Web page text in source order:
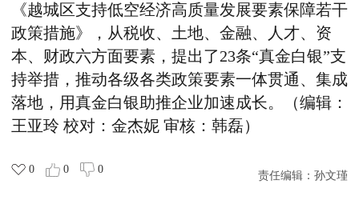
《越城区支持低空经济高质量发展要素保障若干
政策措施》，从税收、土地、金融、人才、资
本、财政六方面要素，提出了23条“真金白银”支
持举措，推动各级各类政策要素一体贯通、集成
落地，用真金白银助推企业加速成长。
（编辑：
王亚玲 校对：金杰妮 审核：韩磊）
0 0 0
责任编辑： 孙文瑾